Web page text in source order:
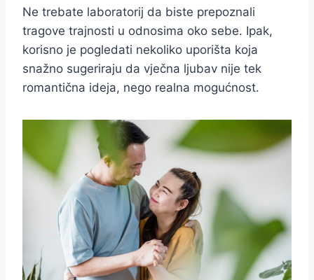
Ne trebate laboratorij da biste prepoznali
tragove trajnosti u odnosima oko sebe. Ipak,
korisno je pogledati nekoliko uporišta koja
snažno sugeriraju da vječna ljubav nije tek
romantična ideja, nego realna mogućnost.